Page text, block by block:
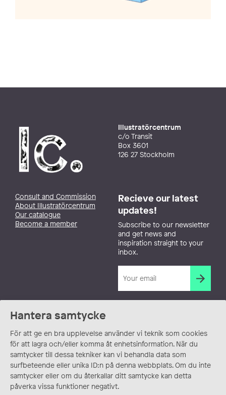
Hantera samtycke
För att ge en bra upplevelse använder vi teknik som cookies
för att lagra och/eller komma åt enhetsinformation. När du
samtycker till dessa tekniker kan vi behandla data som
surfbeteende eller unika ID:n på denna webbplats. Om du inte
samtycker eller om du återkallar ditt samtycke kan detta
påverka vissa funktioner negativt.
Illustratörcentrum
c/o Transit
Box 3601
126 27 Stockholm
Consult and Commission
About Illustratörcentrum
Our catalogue
Become a member
Recieve our latest
updates!
Subscribe to our newsletter
and get news and
inspiration straight to your
inbox.